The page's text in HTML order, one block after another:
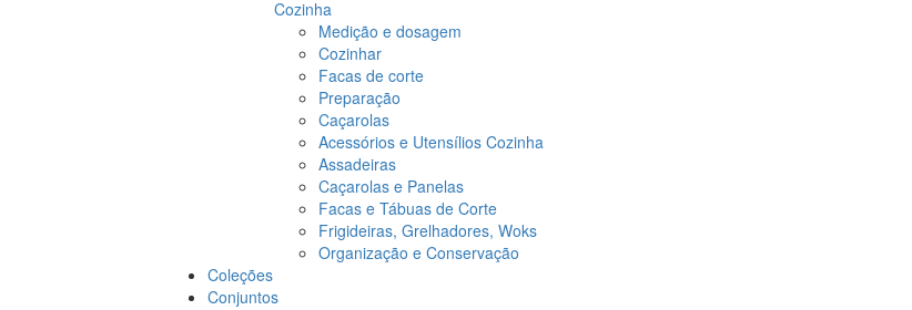
Cozinha
Medição e dosagem
Cozinhar
Facas de corte
Preparação
Caçarolas
Acessórios e Utensílios Cozinha
Assadeiras
Caçarolas e Panelas
Facas e Tábuas de Corte
Frigideiras, Grelhadores, Woks
Organização e Conservação
Coleções
Conjuntos